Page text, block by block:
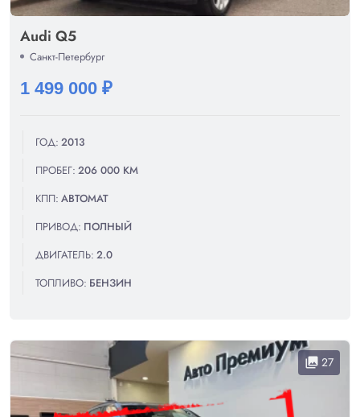
Audi Q5
Санкт-Петербург
1 499 000 ₽
ГОД: 2013
ПРОБЕГ: 206 000 КМ
КПП: АВТОМАТ
ПРИВОД: ПОЛНЫЙ
ДВИГАТЕЛЬ: 2.0
ТОПЛИВО: БЕНЗИН
collections 27